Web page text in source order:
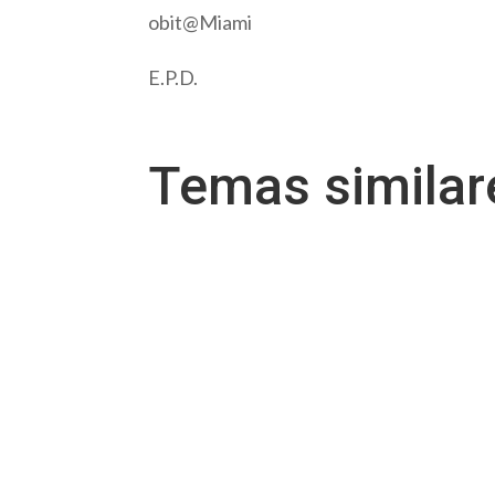
obit@Miami
E.P.D.
Temas